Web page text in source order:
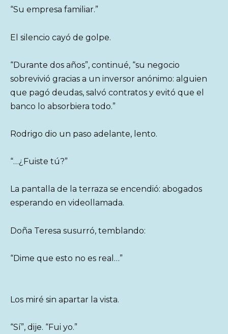
“Su empresa familiar.”
El silencio cayó de golpe.
“Durante dos años”, continué, “su negocio
sobrevivió gracias a un inversor anónimo: alguien
que pagó deudas, salvó contratos y evitó que el
banco lo absorbiera todo.”
Rodrigo dio un paso adelante, lento.
“…¿Fuiste tú?”
La pantalla de la terraza se encendió: abogados
esperando en videollamada.
Doña Teresa susurró, temblando:
“Dime que esto no es real…”
Los miré sin apartar la vista.
“Sí”, dije. “Fui yo.”